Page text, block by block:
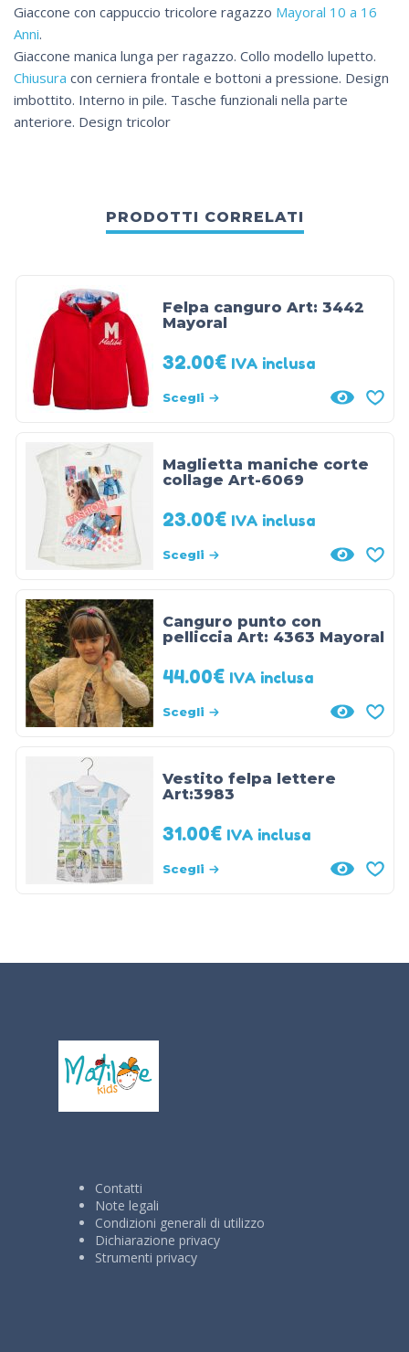
Giaccone con cappuccio tricolore ragazzo Mayoral 10 a 16
Anni.
Giaccone manica lunga per ragazzo. Collo modello lupetto.
Chiusura con cerniera frontale e bottoni a pressione. Design
imbottito. Interno in pile. Tasche funzionali nella parte
anteriore. Design tricolor
PRODOTTI CORRELATI
Felpa canguro Art: 3442
Mayoral
32.00€ IVA inclusa
Scegli
Maglietta maniche corte
collage Art-6069
23.00€ IVA inclusa
Scegli
Canguro punto con
pelliccia Art: 4363 Mayoral
44.00€ IVA inclusa
Scegli
Vestito felpa lettere
Art:3983
31.00€ IVA inclusa
Scegli
Contatti
Note legali
Condizioni generali di utilizzo
Dichiarazione privacy
Strumenti privacy